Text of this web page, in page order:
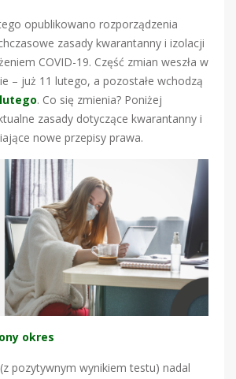
opublikowano rozporządzenia
zasady kwarantanny i izolacji
COVID-19. Część zmian weszła w
– już 11 lutego, a pozostałe wchodzą
. Co się zmienia? Poniżej
zasady dotyczące kwarantanny i
nowe przepisy prawa.
okres
pozytywnym wynikiem testu) nadal